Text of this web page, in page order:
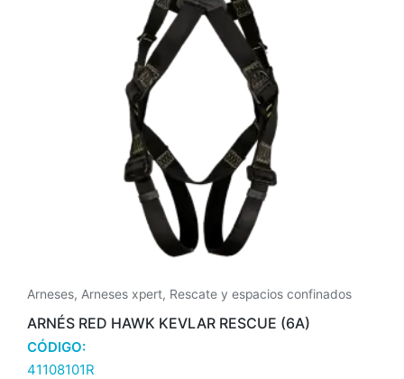
Arneses, Arneses xpert, Rescate y espacios confinados
ARNÉS RED HAWK KEVLAR RESCUE (6A)
CÓDIGO:
41108101R